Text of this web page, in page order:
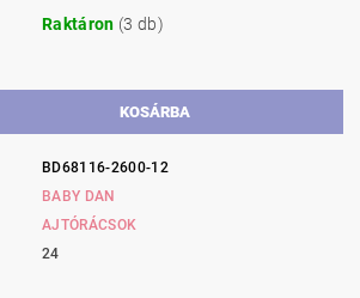
Raktáron (3 db)
BD68116-2600-12
BABY DAN
AJTÓRÁCSOK
24